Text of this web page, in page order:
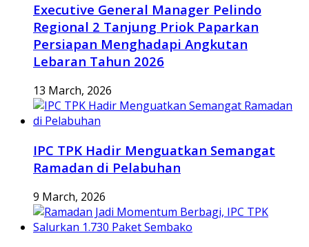
Executive General Manager Pelindo
Regional 2 Tanjung Priok Paparkan
Persiapan Menghadapi Angkutan
Lebaran Tahun 2026
13 March, 2026
IPC TPK Hadir Menguatkan Semangat
Ramadan di Pelabuhan
9 March, 2026